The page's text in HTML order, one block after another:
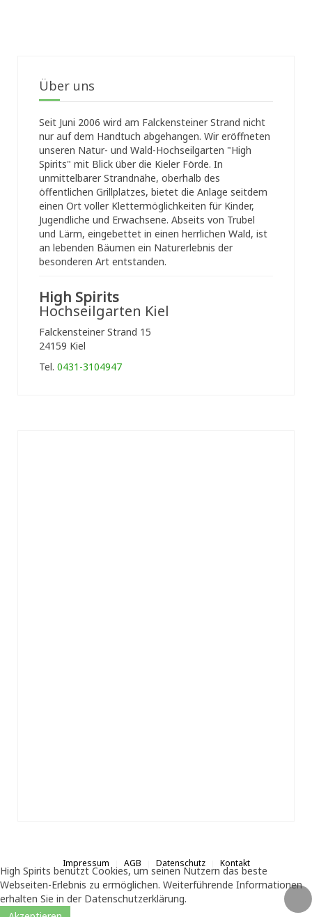
Über uns
Seit Juni 2006 wird am Falckensteiner Strand nicht
nur auf dem Handtuch abgehangen. Wir eröffneten
unseren Natur- und Wald-Hochseilgarten "High
Spirits" mit Blick über die Kieler Förde. In
unmittelbarer Strandnähe, oberhalb des
öffentlichen Grillplatzes, bietet die Anlage seitdem
einen Ort voller Klettermöglichkeiten für Kinder,
Jugendliche und Erwachsene. Abseits von Trubel
und Lärm, eingebettet in einen herrlichen Wald, ist
an lebenden Bäumen ein Naturerlebnis der
besonderen Art entstanden.
High Spirits
Hochseilgarten Kiel
Falckensteiner Strand 15
24159 Kiel
Tel. 0431-3104947
Impressum AGB Datenschutz Kontakt
High Spirits benutzt Cookies, um seinen Nutzern das beste
Webseiten-Erlebnis zu ermöglichen. Weiterführende Informationen
erhalten Sie in der Datenschutzerklärung.